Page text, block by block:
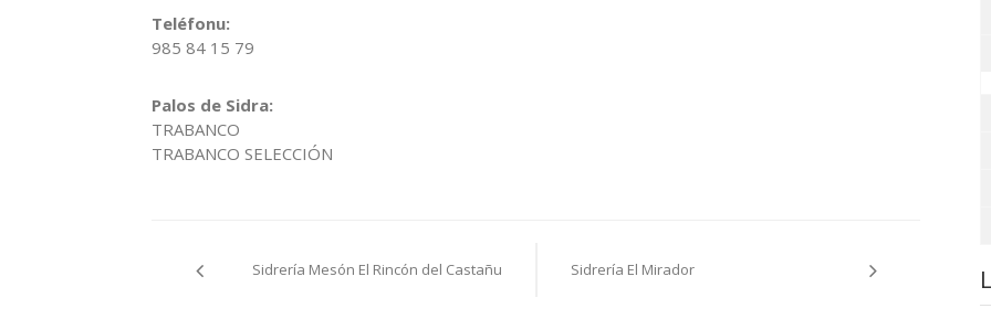
Teléfonu:
985 84 15 79
Palos de Sidra:
TRABANCO
TRABANCO SELECCIÓN
pelosSidrería Mesón El Rincón del Castañu Sidrería El Mirador